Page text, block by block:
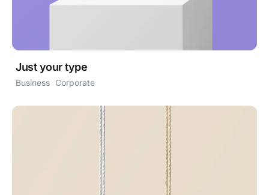
Just your type
Business Corporate